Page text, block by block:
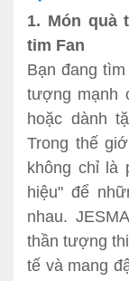
1. Món quà
tim Fan
Bạn đang
tượng mạnh
hoặc dành
Trong thế
không chỉ là
hiệu" để
nhau.
thần tượng
tế và mang